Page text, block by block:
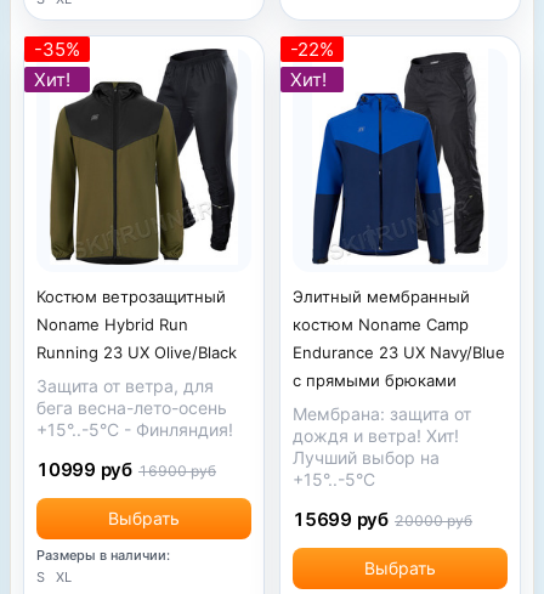
-35%
Хит!
Костюм ветрозащитный
Noname Hybrid Run
Running 23 UX Olive/Black
Защита от ветра, для
бега весна-лето-осень
+15°..-5°С - Финляндия!
Выбрать
10999 руб 16900 руб
Размеры в наличии:
S
XL
-22%
Хит!
Элитный мембранный
костюм Noname Camp
Endurance 23 UX Navy/Blue
с прямыми брюками
Мембрана: защита от
дождя и ветра! Хит!
Лучший выбор на
+15°..-5°С
Выбрать
15699 руб 20000 руб